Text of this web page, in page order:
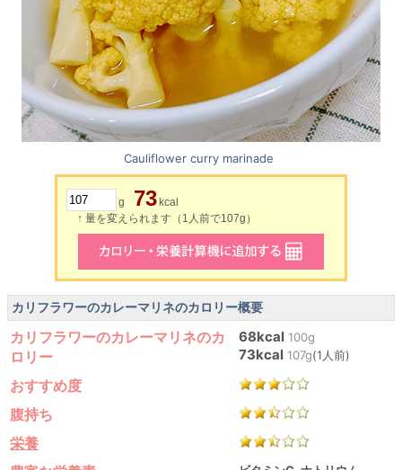
Cauliflower curry marinade
g 73 kcal
↑ 量を変えられます（1人前で107g）
カリフラワーのカレーマリネのカロリー概要
カリフラワーのカレーマリネのカ
ロリー
68kcal 100g
73kcal 107g(1人前)
おすすめ度
腹持ち
栄養